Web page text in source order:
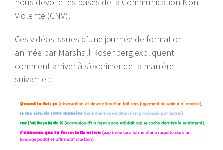
nous dévoile les bases de la Communication Non
Violente (CNV).
Ces vidéos issues d’une journée de formation
animée par Marshall Rosenberg expliquent
comment arriver à s’exprimer de la manière
suivante :